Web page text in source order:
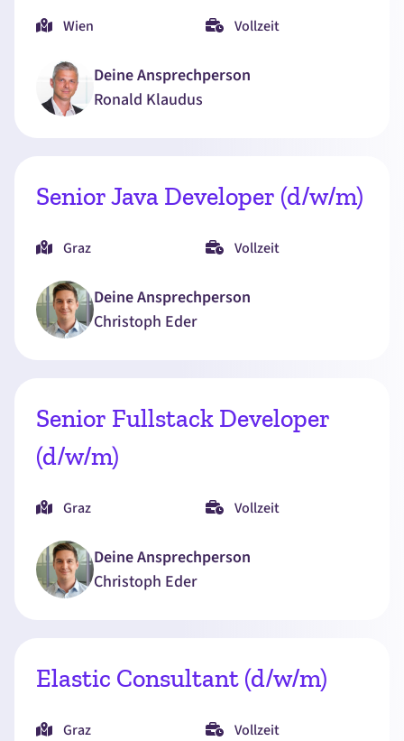
Wien Vollzeit
Deine Ansprechperson
Ronald Klaudus
Senior Java Developer (d/w/m)
Graz Vollzeit
Deine Ansprechperson
Christoph Eder
Senior Fullstack Developer
(d/w/m)
Graz Vollzeit
Deine Ansprechperson
Christoph Eder
Elastic Consultant (d/w/m)
Graz Vollzeit